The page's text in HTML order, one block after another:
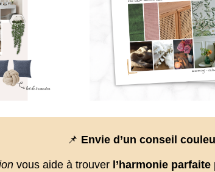
📌 Envie d’un conseil
vous aide à trouver l’harmonie parfaite